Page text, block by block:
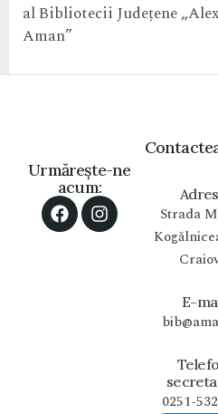
al Bibliotecii Județene
Aman”
Strada
E-
0251-
Urmărește-ne
acum: